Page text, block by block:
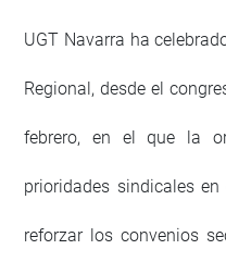
UGT Navarra ha
Regional, desde el
febrero, en el que la
prioridades sindicales
reforzar los convenios